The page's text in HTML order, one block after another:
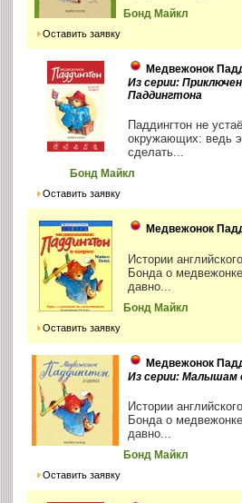
Бонд Майкл
Оставить заявку
Медвежонок
Из серии:
Паддингтона
Паддингтон не
окружающих: ведь
сделать...
Бонд Майкл
Оставить заявку
Медвежонок
Истории
Бонда о
давно...
Бонд Майкл
Оставить заявку
Медвежонок
Из серии: Малышам
Истории
Бонда о
давно...
Бонд Майкл
Оставить заявку